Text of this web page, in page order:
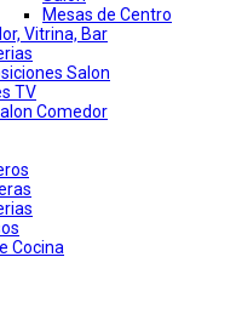
Mesas de Centro
Vitrina, Bar
Salon
TV
Comedor
Cocina